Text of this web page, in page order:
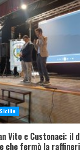
Vito e Custonaci: il
che fermò la